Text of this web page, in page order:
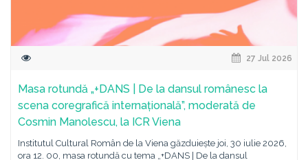
27 Jul 2026
Masa rotundă „+DANS | De la dansul românesc la
scena coregrafică internațională”, moderată de
Cosmin Manolescu, la ICR Viena
Institutul Cultural Român de la Viena găzduiește joi, 30 iulie 2026,
ora 12. 00, masa rotundă cu tema „+DANS | De la dansul